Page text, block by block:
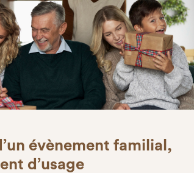
évènement familial,
d’usage